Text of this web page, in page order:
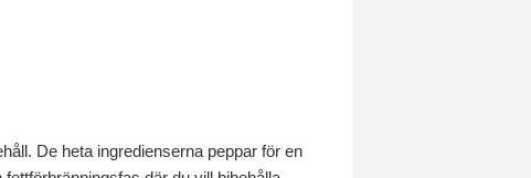
De heta ingredienserna peppar för en